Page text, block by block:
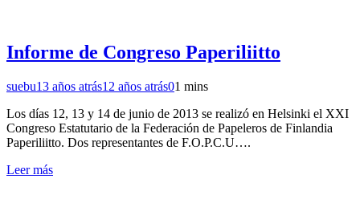
Informe de Congreso Paperiliitto
suebu13 años atrás12 años atrás01 mins
Los días 12, 13 y 14 de junio de 2013 se realizó en Helsinki el XXI
Congreso Estatutario de la Federación de Papeleros de Finlandia
Paperiliitto. Dos representantes de F.O.P.C.U….
Leer más